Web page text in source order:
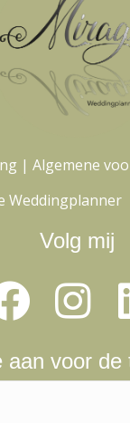
| Algemene
Weddingplanner
Volg mij
aan voor de